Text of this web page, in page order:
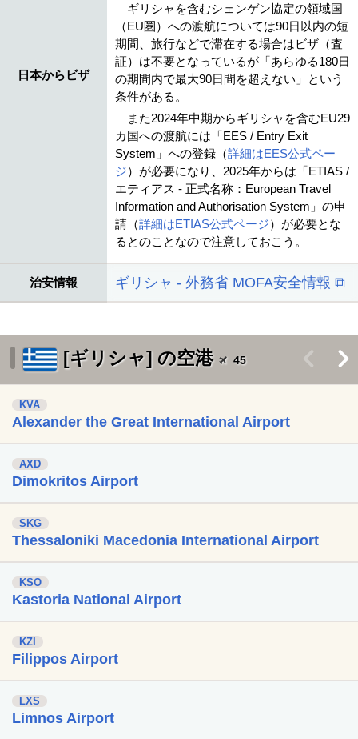
日本からビザ
ギリシャを含むシェンゲン協定の領域国
（EU圏）への渡航については90日以内の短
期間、旅行などで滞在する場合はビザ（査
証）は不要となっているが「あらゆる180日
の期間内で最大90日間を超えない」という
条件がある。
また2024年中期からギリシャを含むEU29
カ国への渡航には「EES / Entry Exit
System」への登録（詳細はEES公式ペー
ジ）が必要になり、2025年からは「ETIAS /
エティアス - 正式名称：European Travel
Information and Authorisation System」の申
請（詳細はETIAS公式ページ）が必要とな
るとのことなので注意しておこう。
治安情報 ギリシャ - 外務省 MOFA安全情報 ⧉
[ギリシャ] の空港 45
KVA
Alexander the Great International Airport
AXD
Dimokritos Airport
SKG
Thessaloniki Macedonia International Airport
KSO
Kastoria National Airport
KZI
Filippos Airport
LXS
Limnos Airport